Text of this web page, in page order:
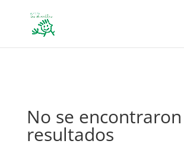
No se encontraron
resultados